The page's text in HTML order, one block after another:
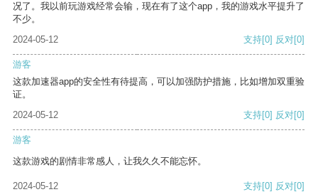
况了。我以前玩游戏经常会输，现在有了这个app，我的游戏水平提升了
不少。
2024-05-12
支持[0] 反对[0]
游客
这款加速器app的安全性有待提高，可以加强防护措施，比如增加双重验
证。
2024-05-12
支持[0] 反对[0]
游客
这款游戏的剧情非常感人，让我久久不能忘怀。
2024-05-12 支持[0] 反对[0]